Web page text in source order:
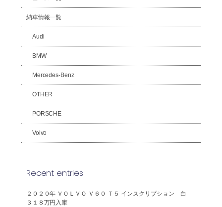
納車情報一覧
Audi
BMW
Mercedes-Benz
OTHER
PORSCHE
Volvo
Recent entries
２０２０年 ＶＯＬＶＯ Ｖ６０ Ｔ５ インスクリプション 白
３１８万円入庫